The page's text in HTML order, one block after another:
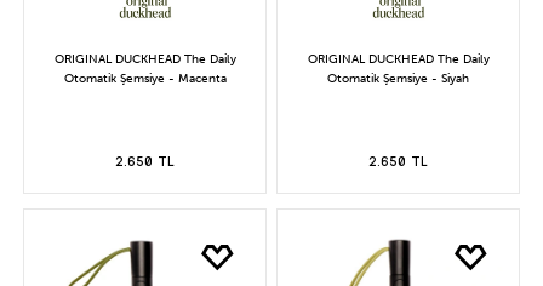
ORIGINAL DUCKHEAD The Daily
Otomatik Şemsiye - Macenta
2.650 TL
ORIGINAL DUCKHEAD The Daily
Otomatik Şemsiye - Siyah
2.650 TL